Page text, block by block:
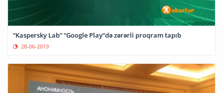
“Kaspersky Lab” “Google Play”də zərərli proqram tapıb
28-06-2019